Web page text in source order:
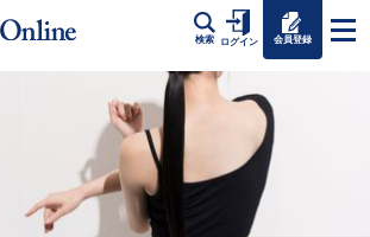
検索 ログイン 会員登録